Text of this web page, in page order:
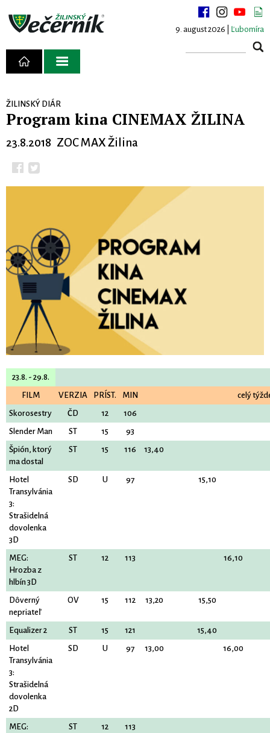
9. august 2026 | Ľubomíra
ŽILINSKÝ DIÁR
Program kina CINEMAX ŽILINA
23.8.2018 ZOC MAX Žilina
23.8. - 29.8.
FILM
VERZIA PRÍST. MIN
celý
Skorosestry
ČD 12
106
Slender Man
ST 15
93
Špión, ktorý
ma dostal
ST 15 116 13,40
Hotel
Transylvánia
3:
Strašidelná
dovolenka
3D
SD U 97 15,10
MEG:
Hrozba z
hlbín 3D
ST 12 113 16,10
Dôverný
nepriateľ
OV 15 112 13,20 15,50
Equalizer 2 ST 15 121
15,40
Hotel
Transylvánia
3:
Strašidelná
dovolenka
2D
SD U 97 13,00 16,00
MEG:
ST 12 113